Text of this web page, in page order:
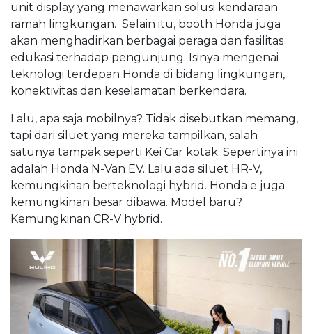
unit display yang menawarkan solusi kendaraan
ramah lingkungan. Selain itu, booth Honda juga
akan menghadirkan berbagai peraga dan fasilitas
edukasi terhadap pengunjung. Isinya mengenai
teknologi terdepan Honda di bidang lingkungan,
konektivitas dan keselamatan berkendara.
Lalu, apa saja mobilnya? Tidak disebutkan memang,
tapi dari siluet yang mereka tampilkan, salah
satunya tampak seperti Kei Car kotak. Sepertinya ini
adalah Honda N-Van EV. Lalu ada siluet HR-V,
kemungkinan berteknologi hybrid. Honda e juga
kemungkinan besar dibawa. Model baru?
Kemungkinan CR-V hybrid.